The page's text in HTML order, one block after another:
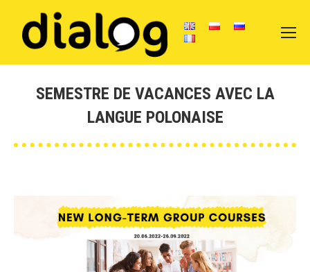
SEMESTRE DE VACANCES AVEC LA
LANGUE POLONAISE